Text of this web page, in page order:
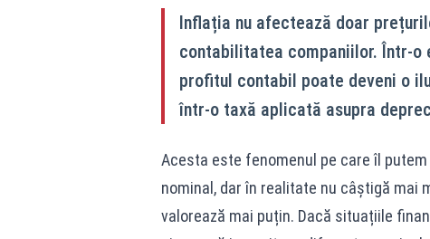
Inflația nu afectează doar
contabilitatea companiilor. Într-
profitul contabil poate deveni o
într-o taxă aplicată asupra
Acesta este fenomenul pe care îl
nominal, dar în realitate nu câștigă mai
valorează mai puțin. Dacă situațiile